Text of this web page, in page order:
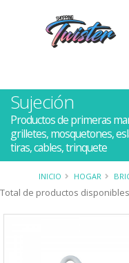
Sujeción
Productos de primeras
grilletes, mosquetones,
tiras, cables, trinquete
INICIO HOGAR
Total de productos disponibles